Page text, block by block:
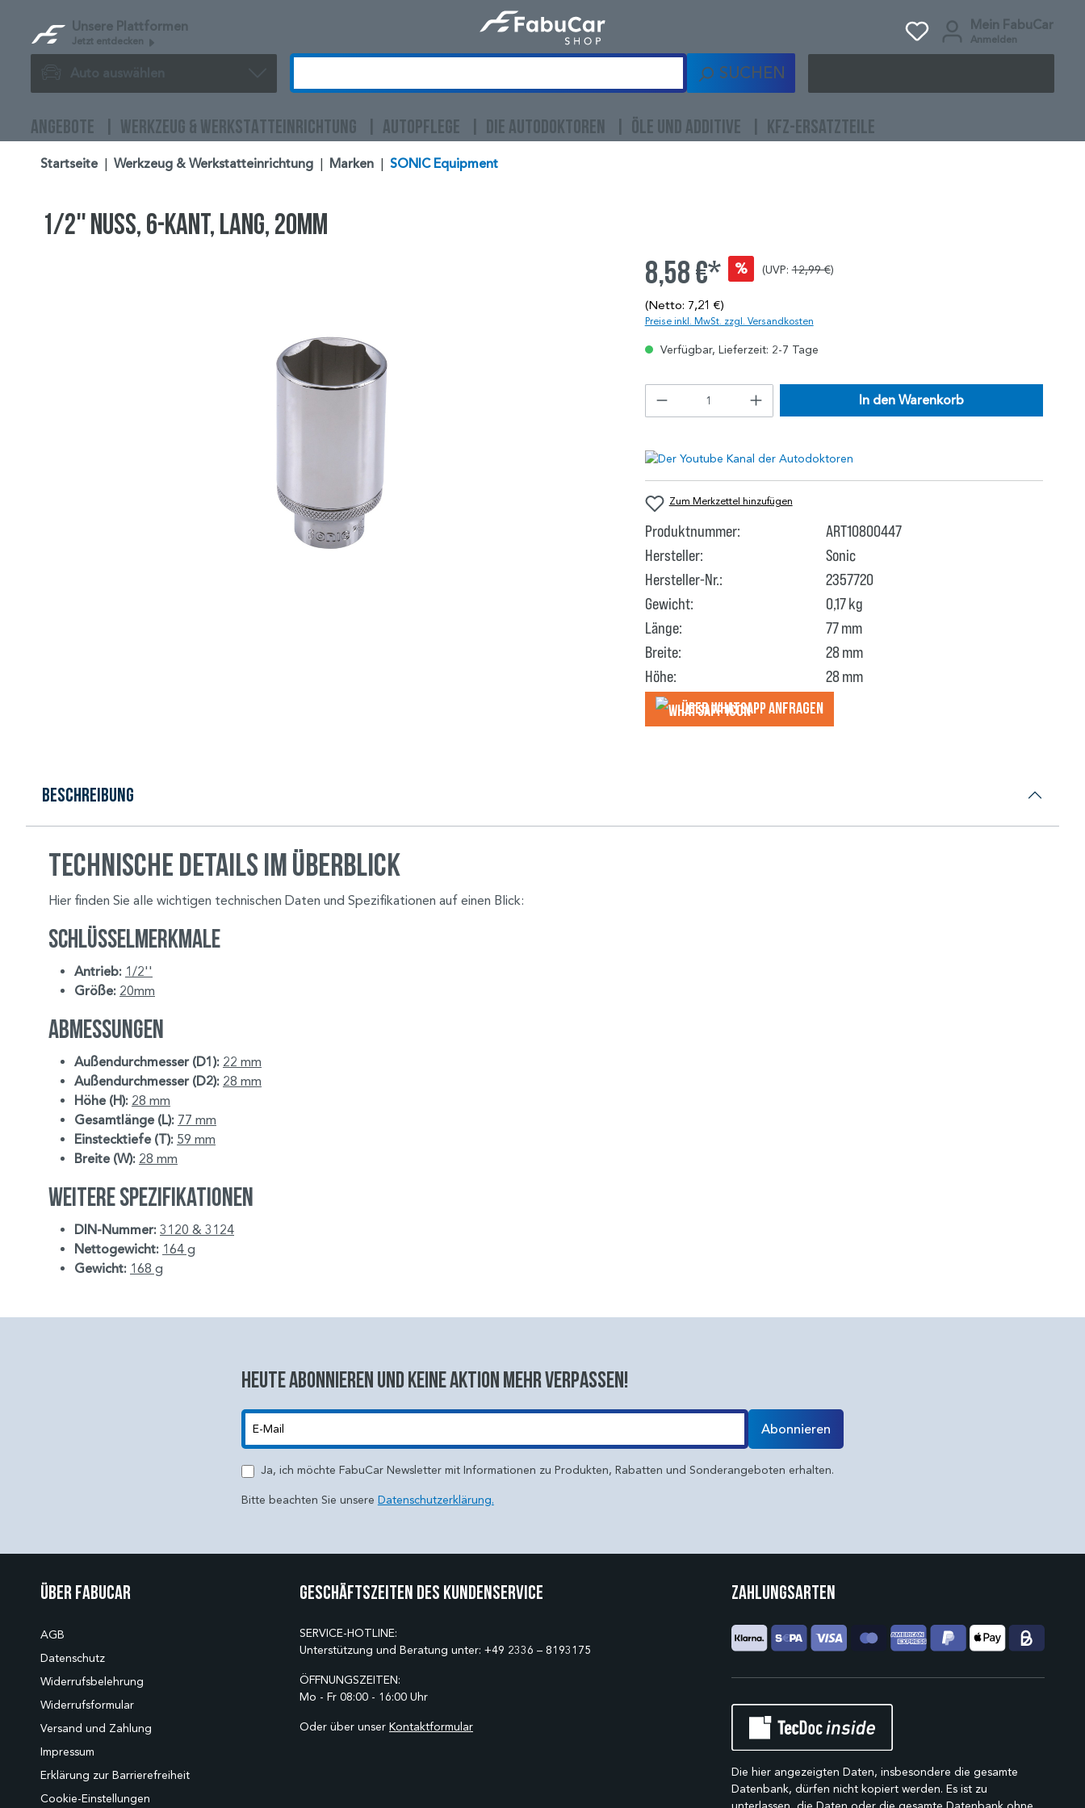
Unsere Plattformen
Jetzt entdecken
Mein FabuCar
Anmelden
Auto auswählen SUCHEN
ANGEBOTE WERKZEUG & WERKSTATTEINRICHTUNG AUTOPFLEGE DIE AUTODOKTOREN ÖLE UND ADDITIVE KFZ-ERSATZTEILE
Startseite Werkzeug & Werkstatteinrichtung Marken SONIC Equipment
1/2'' Nuss, 6-kant, lang, 20mm
8,58 €* % (UVP:12,99 €)
(Netto: 7,21 €)
Preise inkl. MwSt. zzgl. Versandkosten
Verfügbar, Lieferzeit: 2-7 Tage
In den Warenkorb
Zum Merkzettel hinzufügen
Produktnummer:
ART10800447
Hersteller:
Sonic
Hersteller-Nr.:
2357720
Gewicht:
0,17 kg
Länge:
77 mm
Breite:
28 mm
Höhe:
28 mm
Über WhatsApp anfragеn
Beschreibung
Technische Details im Überblick
Hier finden Sie alle wichtigen technischen Daten und Spezifikationen auf einen Blick:
Schlüsselmerkmale
Antrieb: 1/2''
Größe: 20mm
Abmessungen
Außendurchmesser (D1): 22 mm
Außendurchmesser (D2): 28 mm
Höhe (H): 28 mm
Gesamtlänge (L): 77 mm
Einstecktiefe (T): 59 mm
Breite (W): 28 mm
Weitere Spezifikationen
DIN-Nummer: 3120 & 3124
Nettogewicht: 164 g
Gewicht: 168 g
Heute abonnieren und keine aktion mehr verpassen!
Abonnieren
Ja, ich möchte FabuCar Newsletter mit Informationen zu Produkten, Rabatten und Sonderangeboten erhalten.
Bitte beachten Sie unsere Datenschutzerklärung.
Über Fabucar
AGB
Datenschutz
Widerrufsbelehrung
Widerrufsformular
Versand und Zahlung
Impressum
Erklärung zur Barrierefreiheit
Cookie-Einstellungen
Geschäftszeiten des Kundenservice
SERVICE-HOTLINE:
Unterstützung und Beratung unter: +49 2336 – 8193175
ÖFFNUNGSZEITEN:
Mo - Fr 08:00 - 16:00 Uhr
Oder über unser Kontaktformular
Zahlungsarten
Die hier angezeigten Daten, insbesondere die gesamte
Datenbank, dürfen nicht kopiert werden. Es ist zu